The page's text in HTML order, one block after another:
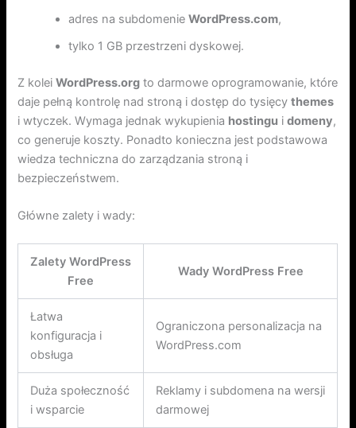
adres na subdomenieWordPress.com,
tylko 1 GB przestrzeni dyskowej.
Z koleiWordPress.org to darmowe oprogramowanie, które
daje pełną kontrolę nad stroną i dostęp do tysięcythemes
i wtyczek. Wymaga jednak wykupienia hostingu idomeny,
co generuje koszty. Ponadto konieczna jest podstawowa
wiedza techniczna do zarządzania stroną i
bezpieczeństwem.
Główne zalety i wady:
Zalety WordPress
Free
Wady WordPress Free
Łatwa
konfiguracja i
obsługa
Ograniczona personalizacja na
WordPress.com
Duża społeczność
i wsparcie
Reklamy i subdomena na wersji
darmowej